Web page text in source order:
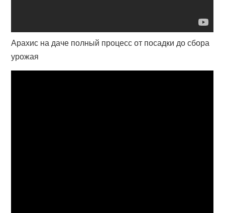
Арахис на даче полный процесс от посадки до сбора
урожая